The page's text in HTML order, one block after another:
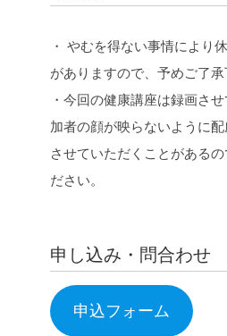
・ やむを得ない事情により
がありますので、予めご了承
・今回の健康講座は録画さ
加者の顔が映らないように
させていただくことがある
ださい。
申し込み・問合わせ
申込フォーム